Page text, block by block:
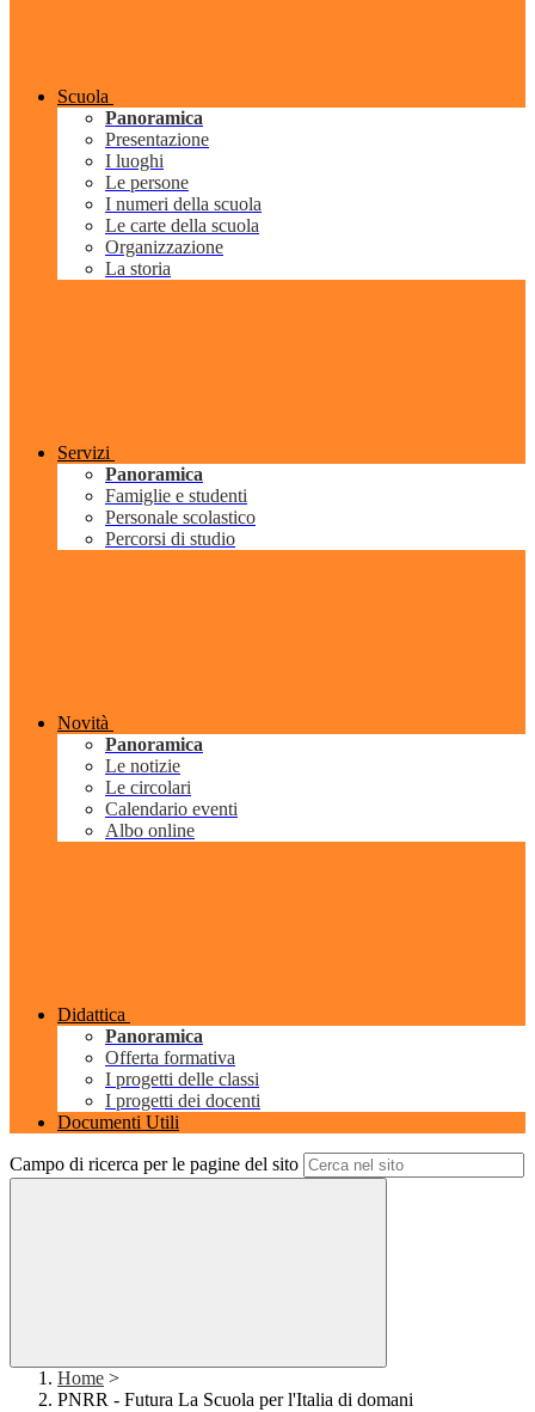
Scuola
Panoramica
Presentazione
I luoghi
Le persone
I numeri della scuola
Le carte della scuola
Organizzazione
La storia
Servizi
Panoramica
Famiglie e studenti
Personale scolastico
Percorsi di studio
Novità
Panoramica
Le notizie
Le circolari
Calendario eventi
Albo online
Didattica
Panoramica
Offerta formativa
I progetti delle classi
I progetti dei docenti
Documenti Utili
Campo di ricerca per le pagine del sito
Home >
PNRR - Futura La Scuola per l'Italia di domani